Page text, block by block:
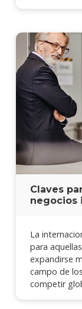
Claves
negocios
La
para
expandirse
campo de
competir